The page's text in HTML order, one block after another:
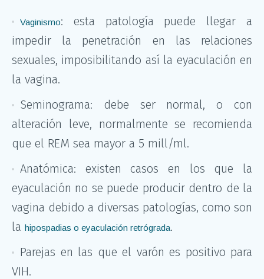
Vaginismo: esta patología puede llegar a
impedir la penetración en las relaciones
sexuales, imposibilitando así la eyaculación en
la vagina.
Seminograma: debe ser normal, o con
alteración leve, normalmente se recomienda
que el REM sea mayor a 5 mill/ml.
Anatómica: existen casos en los que la
eyaculación no se puede producir dentro de la
vagina debido a diversas patologías, como son
la hipospadias o eyaculación retrógrada.
Parejas en las que el varón es positivo para
VIH.